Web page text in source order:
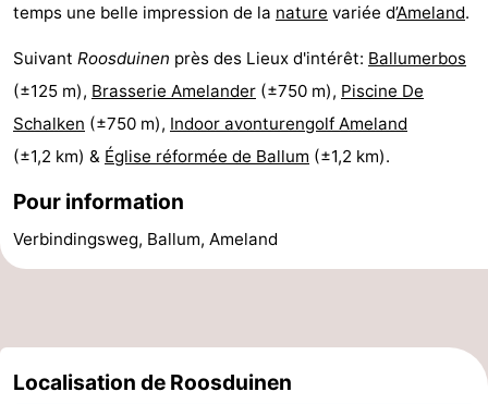
temps une belle impression de la nature variée d’Ameland.
Suivant Roosduinen près des Lieux d'intérêt: Ballumerbos
(±125 m), Brasserie Amelander (±750 m), Piscine De
Schalken (±750 m), Indoor avonturengolf Ameland
(±1,2 km) & Église réformée de Ballum (±1,2 km).
Pour information
Verbindingsweg, Ballum, Ameland
Localisation de Roosduinen